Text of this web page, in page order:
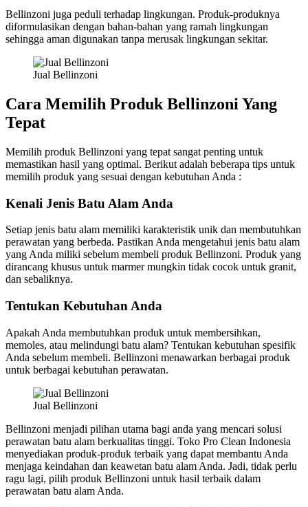
Bellinzoni juga peduli terhadap lingkungan. Produk-produknya
diformulasikan dengan bahan-bahan yang ramah lingkungan
sehingga aman digunakan tanpa merusak lingkungan sekitar.
Jual Bellinzoni
Cara Memilih Produk Bellinzoni Yang
Tepat
Memilih produk Bellinzoni yang tepat sangat penting untuk
memastikan hasil yang optimal. Berikut adalah beberapa tips untuk
memilih produk yang sesuai dengan kebutuhan Anda :
Kenali Jenis Batu Alam Anda
Setiap jenis batu alam memiliki karakteristik unik dan membutuhkan
perawatan yang berbeda. Pastikan Anda mengetahui jenis batu alam
yang Anda miliki sebelum membeli produk Bellinzoni. Produk yang
dirancang khusus untuk marmer mungkin tidak cocok untuk granit,
dan sebaliknya.
Tentukan Kebutuhan Anda
Apakah Anda membutuhkan produk untuk membersihkan,
memoles, atau melindungi batu alam? Tentukan kebutuhan spesifik
Anda sebelum membeli. Bellinzoni menawarkan berbagai produk
untuk berbagai kebutuhan perawatan.
Jual Bellinzoni
Bellinzoni menjadi pilihan utama bagi anda yang mencari solusi
perawatan batu alam berkualitas tinggi. Toko Pro Clean Indonesia
menyediakan produk-produk terbaik yang dapat membantu Anda
menjaga keindahan dan keawetan batu alam Anda. Jadi, tidak perlu
ragu lagi, pilih produk Bellinzoni untuk hasil terbaik dalam
perawatan batu alam Anda.